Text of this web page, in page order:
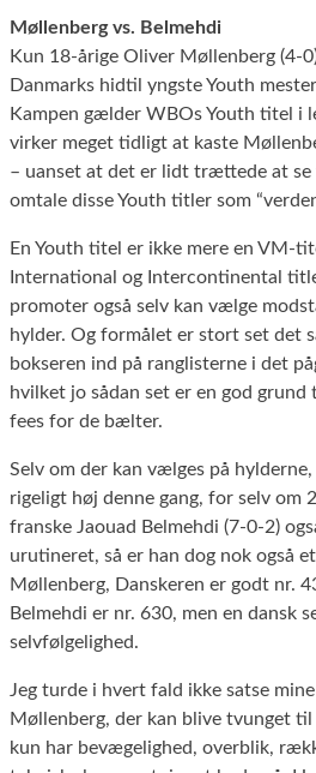
Møllenberg vs. Belmehdi
Kun 18-årige Oliver Møllenberg (4-
Danmarks hidtil yngste Youth
Kampen gælder WBOs Youth titel i
virker meget tidligt at kaste
– uanset at det er lidt trættede at
omtale disse Youth titler som
En Youth titel er ikke mere en VM-
International og Intercontinental
promoter også selv kan vælge
hylder. Og formålet er stort set det
bokseren ind på ranglisterne i det
hvilket jo sådan set er en god
fees for de bælter.
Selv om der kan vælges på
rigeligt høj denne gang, for selv om
franske Jaouad Belmehdi (7-0-2)
urutineret, så er han dog nok også
Møllenberg, Danskeren er godt nr.
Belmehdi er nr. 630, men en dansk
selvfølgelighed.
Jeg turde i hvert fald ikke satse
Møllenberg, der kan blive tvunget
kun har bevægelighed, overblik,